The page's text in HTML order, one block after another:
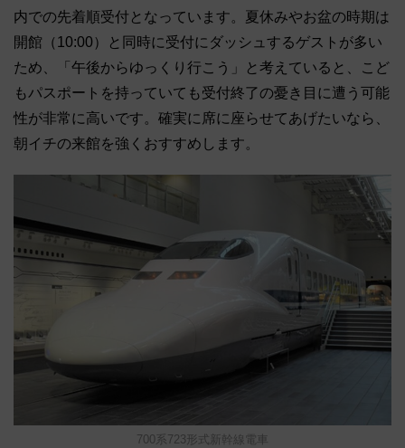
内での先着順受付となっています。夏休みやお盆の時期は
開館（10:00）と同時に受付にダッシュするゲストが多い
ため、「午後からゆっくり行こう」と考えていると、こど
もパスポートを持っていても受付終了の憂き目に遭う可能
性が非常に高いです。確実に席に座らせてあげたいなら、
朝イチの来館を強くおすすめします。
700系723形式新幹線電車